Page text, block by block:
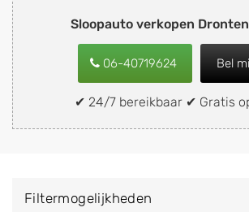
Sloopauto verkopen
06-40719624 Bel
✔ 24/7 bereikbaar ✔ Gratis
de inkoop van sloopauto's,
tweedehands auto's (ook zonder apk
uw auto, camper, vrachtwagen, motor
snel en eenvoudig verkopen aan een
demontagebedrijf in de buurt, deze
naar de sloop of deze liever laten
van Dronten en ontvang een
Filtermogelijkheden